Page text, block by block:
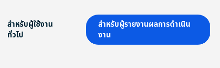
สำหรับผู้ใช้งาน
ทั่วไป
สำหรับผู้รายงานผลการดำเนิน
งาน